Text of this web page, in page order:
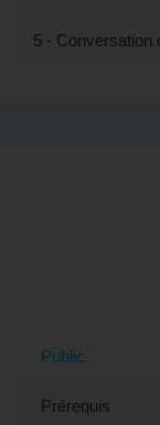
5 - Conversation
Public
Prérequis